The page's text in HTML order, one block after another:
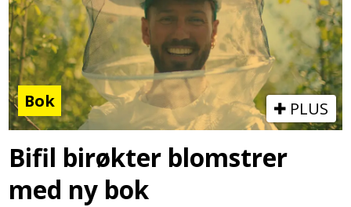
Bok PLUS
Bifil birøkter blomstrer
med ny bok